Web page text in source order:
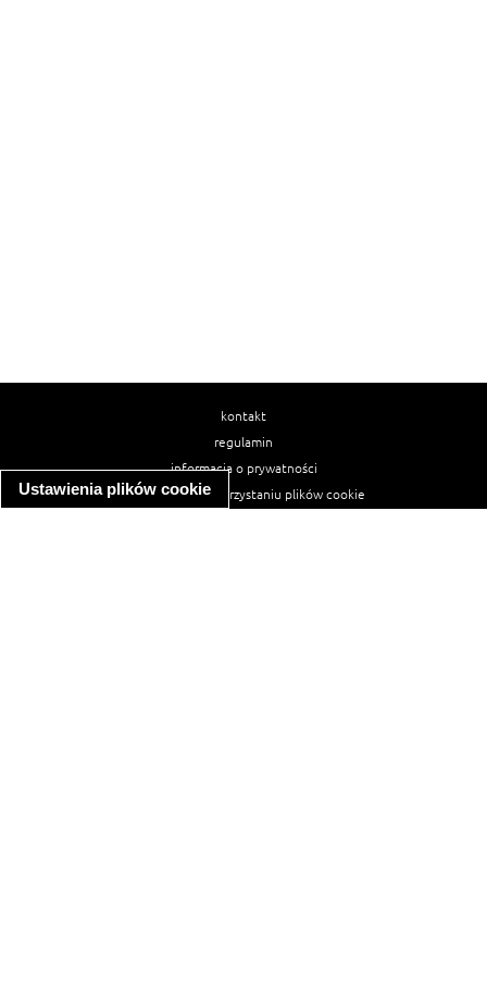
Ustawienia plików cookie
kontakt
regulamin
informacja o prywatności
informacja o wykorzystaniu plików cookie